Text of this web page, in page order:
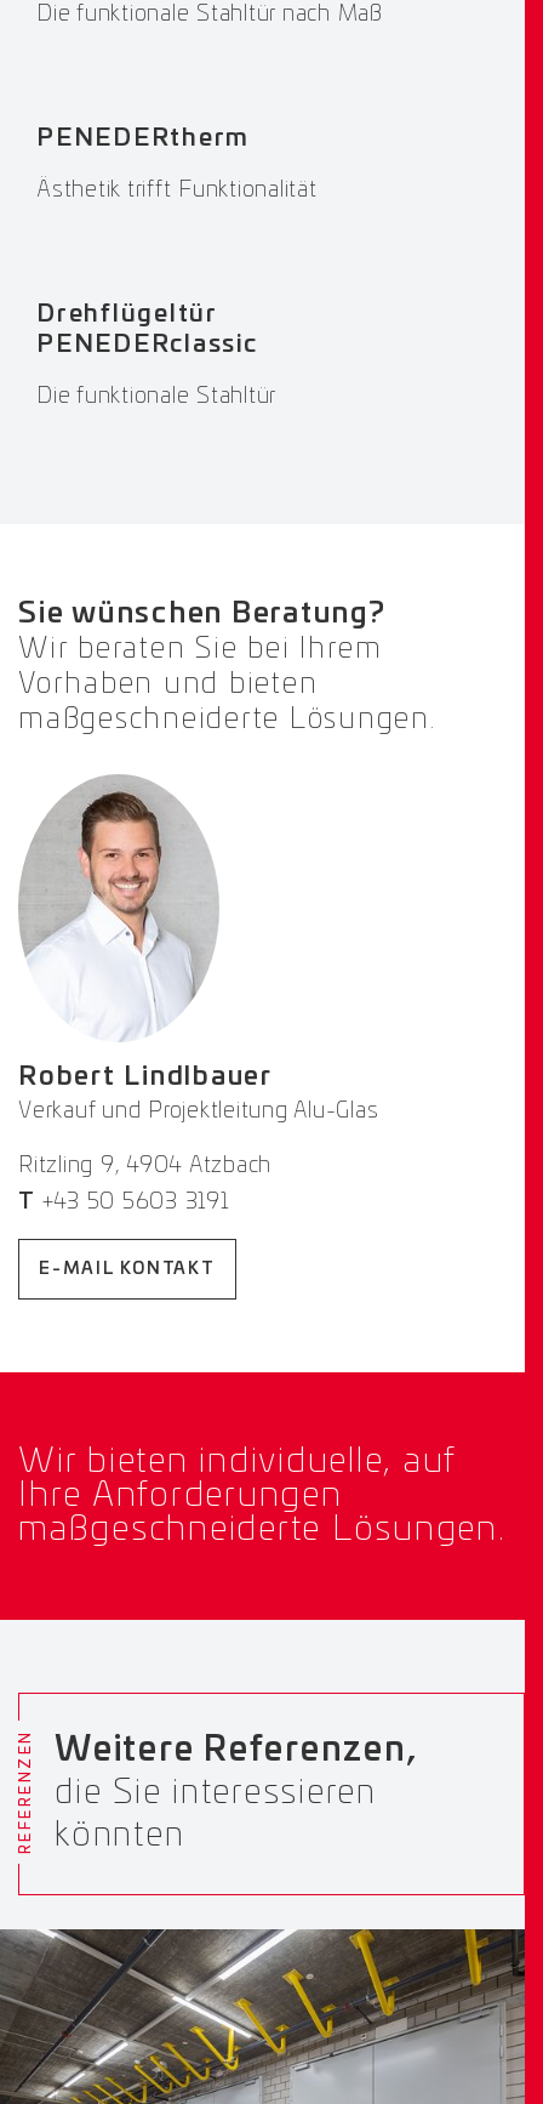
Die funktionale Stahltür nach Maß
PENEDERtherm
Ästhetik trifft Funktionalität
Drehflügeltür
PENEDERclassic
Die funktionale Stahltür
Sie wünschen Beratung?
Wir beraten Sie bei Ihrem
Vorhaben und bieten
maßgeschneiderte Lösungen.
Robert Lindlbauer
Verkauf und Projektleitung Alu-Glas
Ritzling 9, 4904 Atzbach
+43 50 5603 3191
E-MAIL KONTAKT
Wir bieten individuelle, auf
Ihre Anforderungen
maßgeschneiderte Lösungen.
REFERENZEN
Weitere Referenzen,
die Sie interessieren
könnten